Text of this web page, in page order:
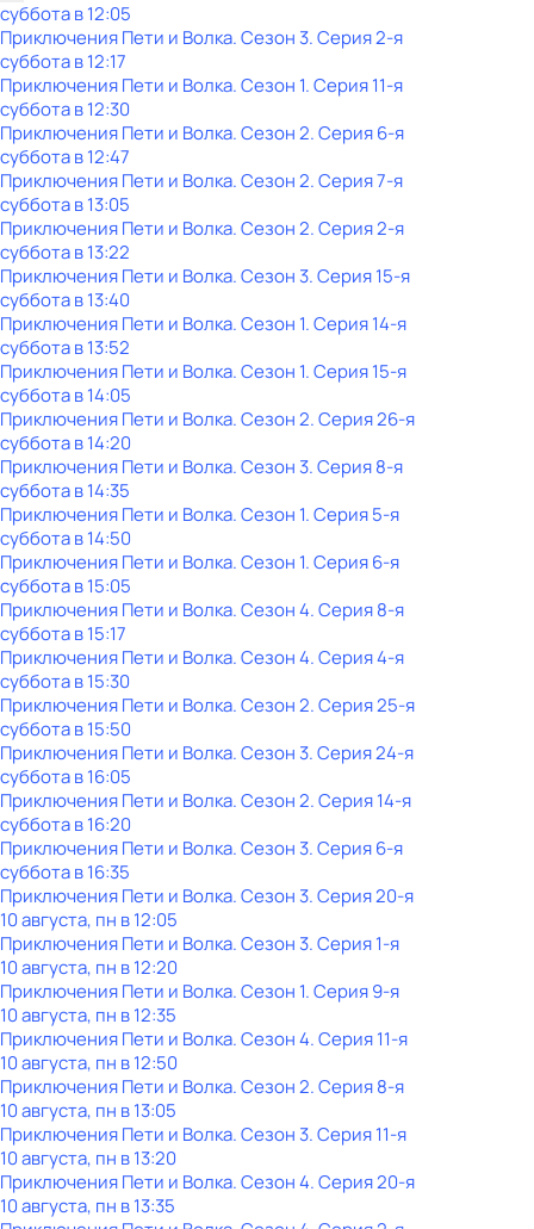
субботав12:05
Приключения Пети и Волка. Сезон 3. Серия 2-я
субботав12:17
Приключения Пети и Волка. Сезон 1. Серия 11-я
субботав12:30
Приключения Пети и Волка. Сезон 2. Серия 6-я
субботав12:47
Приключения Пети и Волка. Сезон 2. Серия 7-я
субботав13:05
Приключения Пети и Волка. Сезон 2. Серия 2-я
субботав13:22
Приключения Пети и Волка. Сезон 3. Серия 15-я
субботав13:40
Приключения Пети и Волка. Сезон 1. Серия 14-я
субботав13:52
Приключения Пети и Волка. Сезон 1. Серия 15-я
субботав14:05
Приключения Пети и Волка. Сезон 2. Серия 26-я
субботав14:20
Приключения Пети и Волка. Сезон 3. Серия 8-я
субботав14:35
Приключения Пети и Волка. Сезон 1. Серия 5-я
субботав14:50
Приключения Пети и Волка. Сезон 1. Серия 6-я
субботав15:05
Приключения Пети и Волка. Сезон 4. Серия 8-я
субботав15:17
Приключения Пети и Волка. Сезон 4. Серия 4-я
субботав15:30
Приключения Пети и Волка. Сезон 2. Серия 25-я
субботав15:50
Приключения Пети и Волка. Сезон 3. Серия 24-я
субботав16:05
Приключения Пети и Волка. Сезон 2. Серия 14-я
субботав16:20
Приключения Пети и Волка. Сезон 3. Серия 6-я
субботав16:35
Приключения Пети и Волка. Сезон 3. Серия 20-я
10 августа, пн в 12:05
Приключения Пети и Волка. Сезон 3. Серия 1-я
10 августа, пн в 12:20
Приключения Пети и Волка. Сезон 1. Серия 9-я
10 августа, пн в 12:35
Приключения Пети и Волка. Сезон 4. Серия 11-я
10 августа, пн в 12:50
Приключения Пети и Волка. Сезон 2. Серия 8-я
10 августа, пн в 13:05
Приключения Пети и Волка. Сезон 3. Серия 11-я
10 августа, пн в 13:20
Приключения Пети и Волка. Сезон 4. Серия 20-я
10 августа, пн в 13:35